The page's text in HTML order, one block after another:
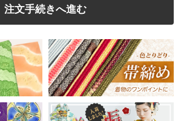
注文手続きへ進む